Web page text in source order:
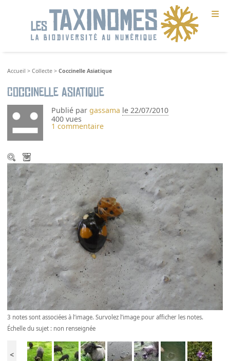
≡
Accueil >Collecte >Coccinelle Asiatique
Coccinelle Asiatique
Publié pargassama le 22/07/2010
400 vues
1 commentaire
3 notes sont associées à l’image. Survolez l’image pour afficher les notes.
Échelle du sujet : non renseignée
<